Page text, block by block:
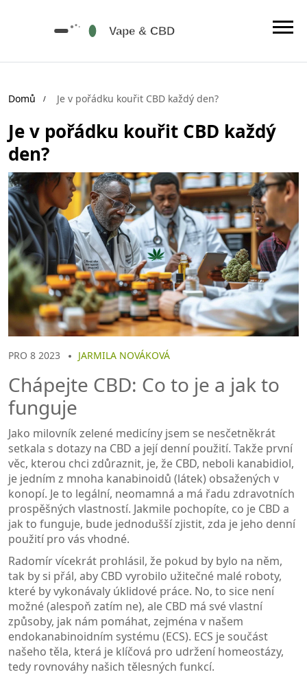
Domů Je v pořádku kouřit CBD každý den?
Je v pořádku kouřit CBD každý
den?
PRO 8 2023 JARMILA NOVÁKOVÁ
Chápejte CBD: Co to je a jak to
funguje
Jako milovník zelené medicíny jsem se nesčetněkrát
setkala s dotazy na CBD a její denní použití. Takže první
věc, kterou chci zdůraznit, je, že CBD, neboli kanabidiol,
je jedním z mnoha kanabinoidů (látek) obsažených v
konopí. Je to legální, neomamná a má řadu zdravotních
prospěšných vlastností. Jakmile pochopíte, co je CBD a
jak to funguje, bude jednodušší zjistit, zda je jeho denní
použití pro vás vhodné.
Radomír vícekrát prohlásil, že pokud by bylo na něm,
tak by si přál, aby CBD vyrobilo užitečné malé roboty,
které by vykonávaly úklidové práce. No, to sice není
možné (alespoň zatím ne), ale CBD má své vlastní
způsoby, jak nám pomáhat, zejména v našem
endokanabinoidním systému (ECS). ECS je součást
našeho těla, která je klíčová pro udržení homeostázy,
tedy rovnováhy našich tělesných funkcí.